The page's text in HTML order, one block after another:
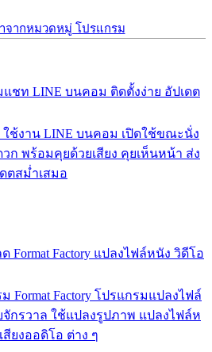
จากหมวดหมู่ โปรแกรม
แชท LINE บนคอม ติดตั้งง่าย อัปเดต
ใช้งาน LINE บนคอม เปิดใช้ขณะนั่ง
ก พร้อมคุยด้วยเสียง คุยเห็นหน้า ส่ง
ตสม่ำเสมอ
ด Format Factory แปลงไฟล์หนัง วิดีโอ
Format Factory โปรแกรมแปลงไฟล์
กรวาล ใช้แปลงรูปภาพ แปลงไฟล์ห
สียงออดิโอ ต่าง ๆ